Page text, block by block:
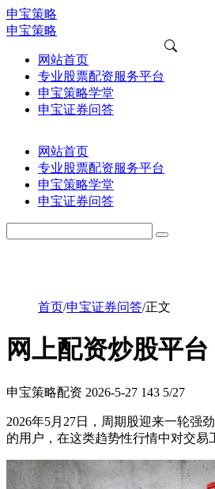
申宝策略
申宝策略
网站首页
专业股票配资服务平台
申宝策略学堂
申宝证券问答
网站首页
专业股票配资服务平台
申宝策略学堂
申宝证券问答
首页/申宝证券问答/正文
网上配资炒股平
申宝策略配资 2026-5-27 143 5/27
2026年5月27日，周期股迎来一轮强
的用户，在这类趋势性行情中对交易